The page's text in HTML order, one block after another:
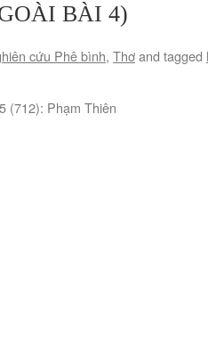
BÀI 4)
cứu Phê bình, Thơand tagged
(712): Phạm Thiên